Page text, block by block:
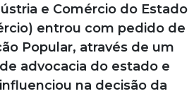
e Comércio do Estado
entrou com pedido de
Popular, através de um
advocacia do estado e
na decisão da